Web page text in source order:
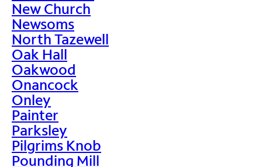
New Church
Newsoms
North Tazewell
Oak Hall
Oakwood
Onancock
Onley
Painter
Parksley
Pilgrims Knob
Pounding Mill